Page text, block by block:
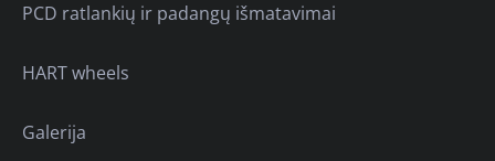
PCD ratlankių ir padangų išmatavimai
HART wheels
Galerija